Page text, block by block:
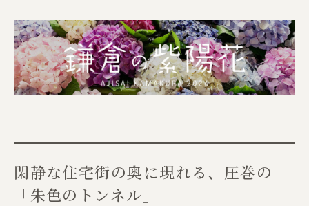
閑静な住宅街の奥に現れる、圧巻の
「朱色のトンネル」